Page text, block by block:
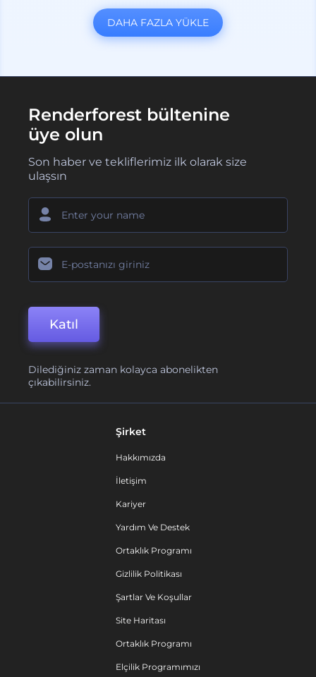
DAHA FAZLA YÜKLE
Renderforest bültenine
üye olun
Son haber ve tekliflerimiz ilk olarak size
ulaşsın
Katıl
Dilediğiniz zaman kolayca abonelikten
çıkabilirsiniz.
Şirket
Hakkımızda
İletişim
Kariyer
Yardım Ve Destek
Ortaklık Programı
Gizlilik Politikası
Şartlar Ve Koşullar
Site Haritası
Ortaklık Programı
Elçilik Programımızı